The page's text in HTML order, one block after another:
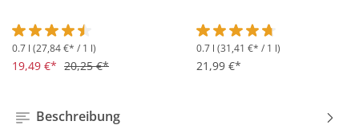
Durchschnittliche Bewertung von 4.5 von 5 Sternen
0.7 l (27,84 €* / 1 l)
19,49 €* 20,25 €*
Durchschnittliche
0.7 l (31,41 €* / 1 l)
21,99 €*
Beschreibung